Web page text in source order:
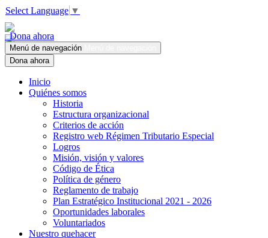
Select Language ▼
Dona ahora
Menú de navegación
Dona ahora
Inicio
Quiénes somos
Historia
Estructura organizacional
Criterios de acción
Registro web Régimen Tributario Especial
Logros
Misión, visión y valores
Código de Ética
Política de género
Reglamento de trabajo
Plan Estratégico Institucional 2021 - 2026
Oportunidades laborales
Voluntariados
Nuestro quehacer